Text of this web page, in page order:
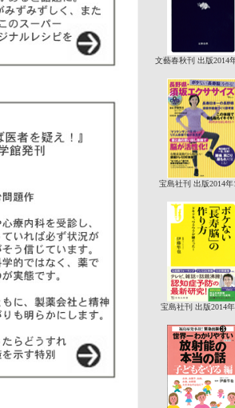
文藝春秋刊 出版2014
宝島社刊 出版2014年
宝島社刊 出版2014年